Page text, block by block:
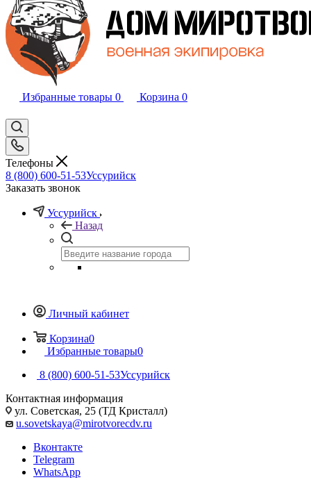
Избранные товары 0 Корзина 0
Телефоны
8 (800) 600-51-53Уссурийск
Заказать звонок
Уссурийск
Назад
Личный кабинет
Корзина0
Избранные товары0
8 (800) 600-51-53Уссурийск
Контактная информация
ул. Советская, 25 (ТД Кристалл)
u.sovetskaya@mirotvorecdv.ru
Вконтакте
Telegram
WhatsApp